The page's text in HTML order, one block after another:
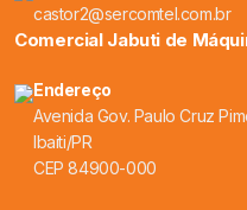
castor2@sercomtel.com.br
Comercial Jabuti de
Endereço
Avenida Gov. Paulo Cruz
Ibaiti/PR
CEP 84900-000